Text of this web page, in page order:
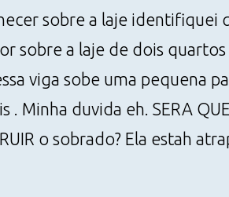
sobre a laje identifiquei
sobre a laje de dois
viga sobe uma pequena
. Minha duvida eh. SERA
o sobrado? Ela estah